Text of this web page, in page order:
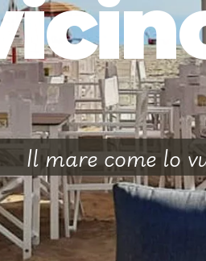
Il mare come lo